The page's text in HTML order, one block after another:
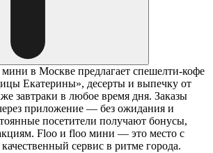
в Москве предлагает спешелти-кофе
Екатерины», десерты и выпечку от
завтраки в любое время дня. Заказы
приложение — без ожидания и
посетители получают бонусы,
Floo и floo мини — это место с
сервис в ритме города.